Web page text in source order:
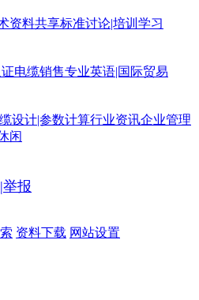
资料共享标准讨论|培训学习
电缆销售专业英语|国际贸易
设计|参数计算行业资讯企业管理
闲
报
资料下载 网站设置